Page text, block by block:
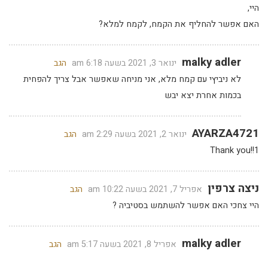
היי,
האם אפשר להחליף את הקמח, לקמח למלא?
malky adler ינואר 3, 2021 בשעה 6:18 am
הגב
לא ניביץי עם קמח מלא, אני מניחה שאפשר אבל צריך להפחית
בכמות אחרת יצא יבש
AYARZA4721 ינואר 2, 2021 בשעה 2:29 am
הגב
Thank you!!1
ניצה צרפין אפריל 7, 2021 בשעה 10:22 am
הגב
היי צחכי האם אפשר להשתמש בסטיביה ?
malky adler אפריל 8, 2021 בשעה 5:17 am
הגב